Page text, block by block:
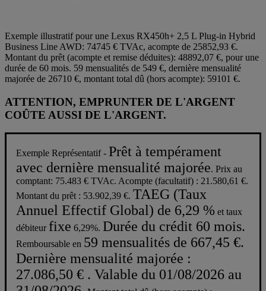
Exemple illustratif pour une Lexus RX450h+ 2,5 L Plug-in Hybrid
Business Line AWD: 74745 € TVAc, acompte de 25852,93 €.
Montant du prêt (acompte et remise déduites): 48892,07 €, pour une
durée de 60 mois. 59 mensualités de 549 €, dernière mensualité
majorée de 26710 €, montant total dû (hors acompte): 59101 €.
ATTENTION, EMPRUNTER DE L'ARGENT
COÛTE AUSSI DE L'ARGENT.
Exemple Représentatif - Prêt à tempérament
avec dernière mensualité majorée. Prix au
comptant: 75.483 € TVAc. Acompte (facultatif) : 21.580,61 €.
Montant du prêt : 53.902,39 €. TAEG (Taux
Annuel Effectif Global) de 6,29 % et taux
débiteur fixe 6,29%. Durée du crédit 60 mois.
Remboursable en 59 mensualités de 667,45 €.
Dernière mensualité majorée :
27.086,50 € . Valable du 01/08/2026 au